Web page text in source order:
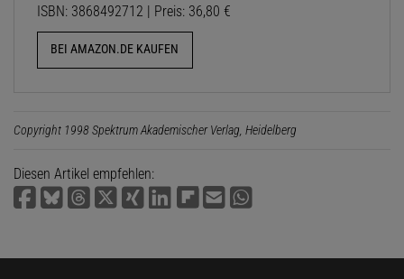
ISBN: 3868492712 | Preis: 36,80 €
BEI AMAZON.DE KAUFEN
Copyright 1998 Spektrum Akademischer Verlag, Heidelberg
Diesen Artikel empfehlen: